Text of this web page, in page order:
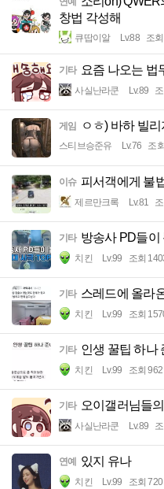
창법 각성해
큐땁이알 Lv.88 조
기타 요즘 나오는 법
사실난라쿤 Lv.89
게임 ㅇㅎ) 바하 빌
스티브승준유 Lv.76 조
이슈 피서객에게 불
제르만크록 Lv.81
기타 방송사 PD들이
치킨 Lv.99 조회
기타 스레드에 올라
치킨 Lv.99 조회
기타 인생 꿀팁 하나
치킨 Lv.99 조회 962
기타 오이갤러님들
사실난라쿤 Lv.89
연예 있지 유나
치킨 Lv.99 조회 720